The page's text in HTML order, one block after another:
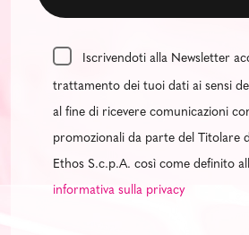
Iscrivendoti alla Newsletter
trattamento dei tuoi dati ai sensi
al fine di ricevere comunicazioni
promozionali da parte del Titolare
Ethos S.c.p.A. così come definito
informativa sulla privacy